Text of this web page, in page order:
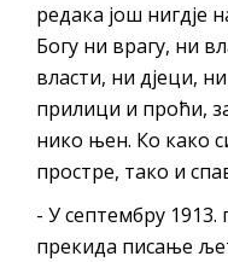
редака још нигдје
Богу ни врагу, ни
власти, ни дјеци,
прилици и проћи,
нико њен. Ко како
простре, тако и
- У септембру
прекида писање